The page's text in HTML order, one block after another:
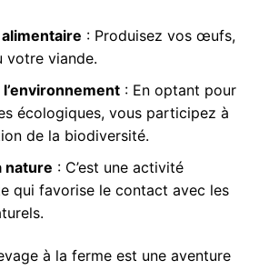
: Produisez vos œufs,
votre viande.
: En optant pour
écologiques, vous participez à
de la biodiversité.
nature : C’est une activité
qui favorise le contact avec les
à la ferme est une aventure